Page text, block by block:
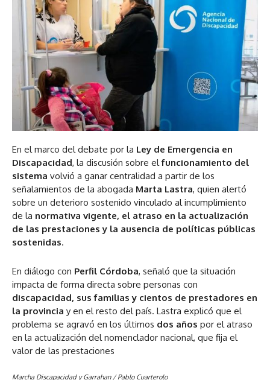
En el marco del debate por la Ley de Emergencia en
Discapacidad, la discusión sobre elfuncionamiento del
sistema volvió a ganar centralidad a partir de los
señalamientos de la abogada Marta Lastra, quien alertó
sobre un deterioro sostenido vinculado al incumplimiento
de la normativa vigente, el atraso en la actualización
de las prestaciones y la ausencia de políticas públicas
sostenidas.
En diálogo con Perfil Córdoba, señaló que la situación
impacta de forma directa sobre personas con
discapacidad, sus familias y cientos de prestadores en
la provincia y en el resto del país. Lastra explicó que el
problema se agravó en los últimos dos años por el atraso
en la actualización del nomenclador nacional, que fija el
valor de las prestaciones
Marcha Discapacidad y Garrahan / Pablo Cuarterolo